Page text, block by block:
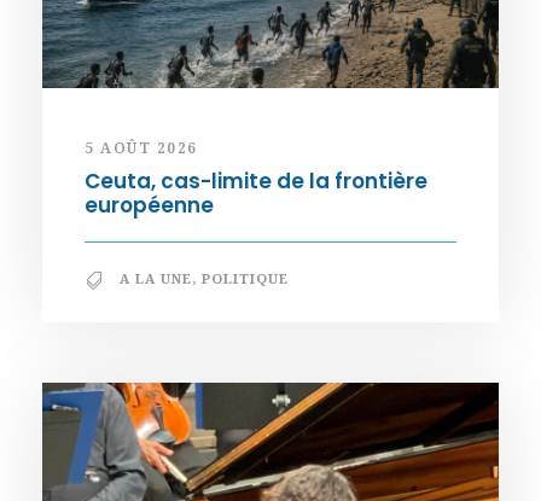
5 AOÛT 2026
Ceuta, cas-limite de la frontière
européenne
A LA UNE, POLITIQUE